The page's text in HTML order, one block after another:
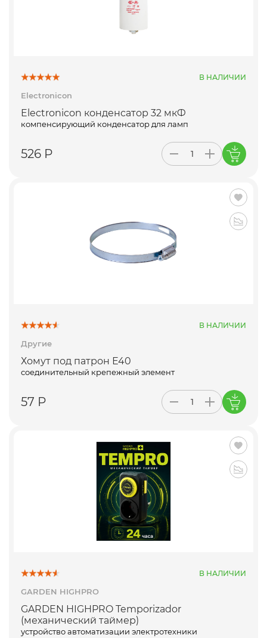
В НАЛИЧИИ
Electronicon
Electronicon конденсатор 32 мкФ
компенсирующий конденсатор для ламп
526 Р
В НАЛИЧИИ
Другие
Хомут под патрон Е40
соединительный крепежный элемент
57 Р
В НАЛИЧИИ
GARDEN HIGHPRO
GARDEN HIGHPRO Temporizador
(механический таймер)
устройство автоматизации электротехники